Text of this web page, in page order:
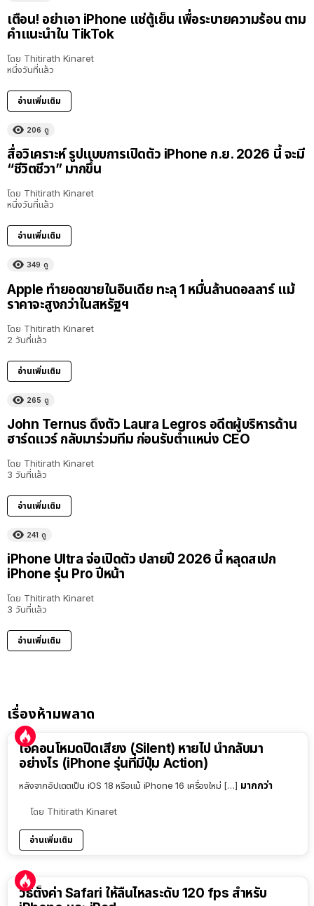
เตือน! อย่าเอา iPhone แช่ตู้เย็น เพื่อระบายความร้อน ตาม
คำแนะนำใน TikTok
โดย Thitirath Kinaret
หนึ่งวันที่แล้ว
อ่านเพิ่มเติม
206 ดู
สื่อวิเคราะห์ รูปแบบการเปิดตัว iPhone ก.ย. 2026 นี้ จะมี
“ชีวิตชีวา” มากขึ้น
โดย Thitirath Kinaret
หนึ่งวันที่แล้ว
อ่านเพิ่มเติม
349 ดู
Apple ทำยอดขายในอินเดีย ทะลุ 1 หมื่นล้านดอลลาร์ แม้
ราคาจะสูงกว่าในสหรัฐฯ
โดย Thitirath Kinaret
2 วันที่แล้ว
อ่านเพิ่มเติม
265 ดู
John Ternus ดึงตัว Laura Legros อดีตผู้บริหารด้าน
ฮาร์ดแวร์ กลับมาร่วมทีม ก่อนรับตำแหน่ง CEO
โดย Thitirath Kinaret
3 วันที่แล้ว
อ่านเพิ่มเติม
241 ดู
iPhone Ultra จ่อเปิดตัว ปลายปี 2026 นี้ หลุดสเปก
iPhone รุ่น Pro ปีหน้า
โดย Thitirath Kinaret
3 วันที่แล้ว
อ่านเพิ่มเติม
เรื่องห้ามพลาด
ไอคอนโหมดปิดเสียง (Silent) หายไป นำกลับมา
อย่างไร (iPhone รุ่นที่มีปุ่ม Action)
หลังจากอัปเดตเป็น iOS 18 หรือแม้ iPhone 16 เครื่องใหม่ […] มากกว่า
โดย Thitirath Kinaret
อ่านเพิ่มเติม
วิธีตั้งค่า Safari ให้ลื่นไหลระดับ 120 fps สำหรับ